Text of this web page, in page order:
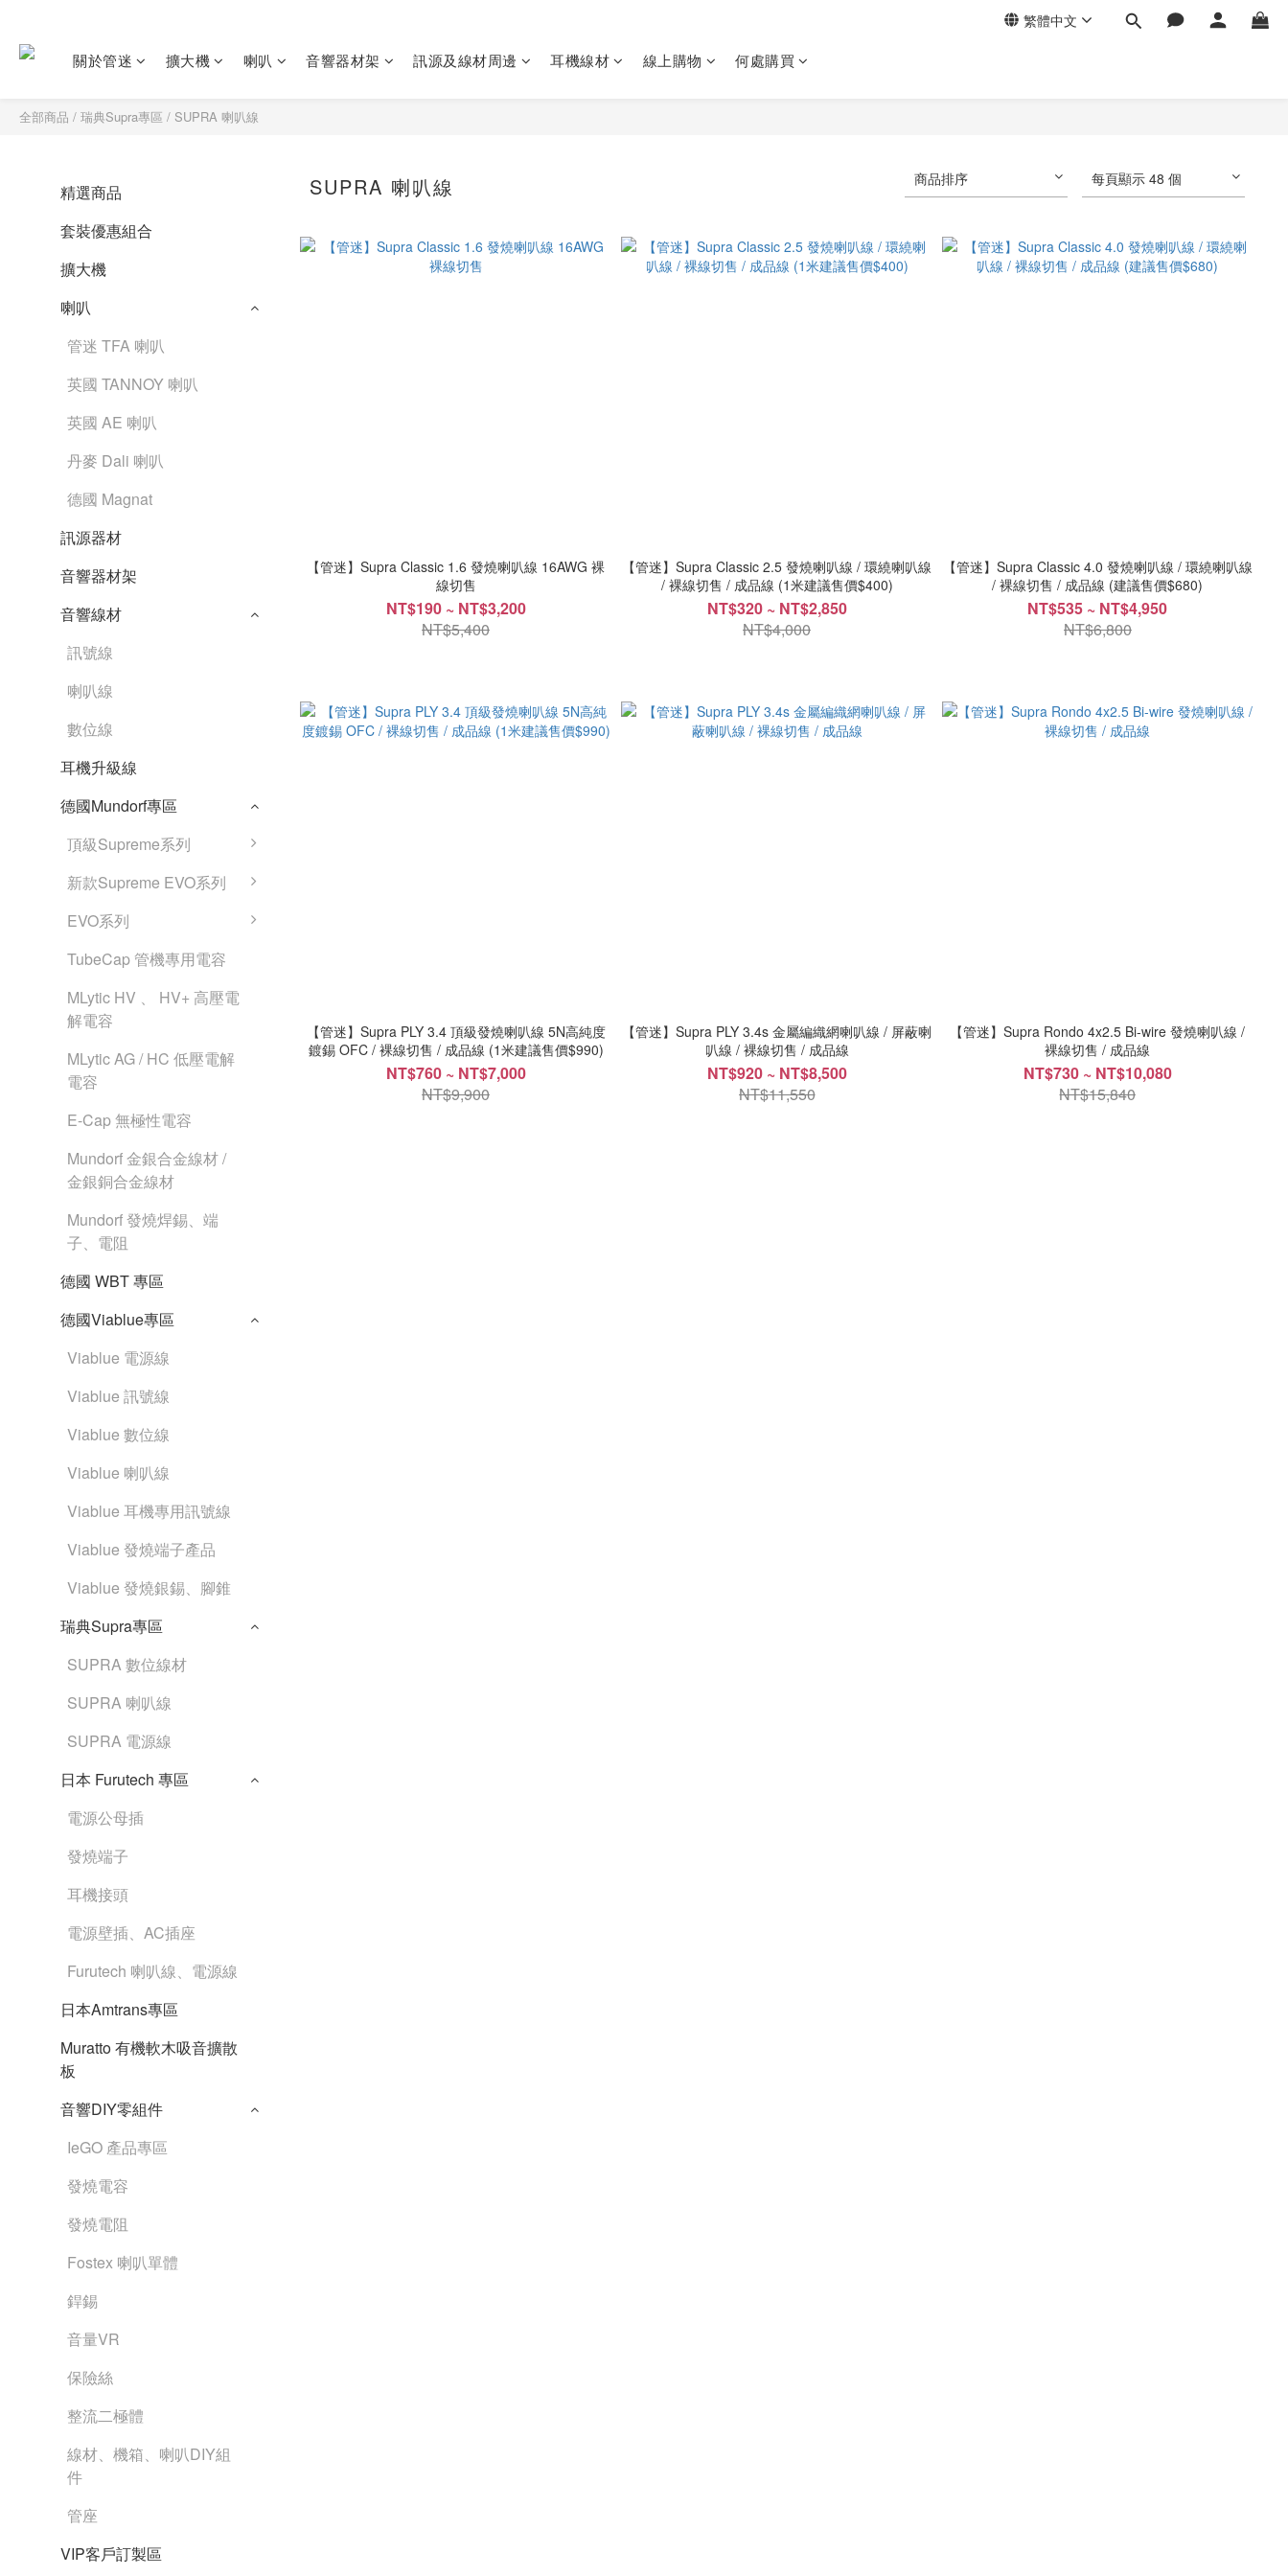
繁體中文
關於管迷 擴大機 喇叭 音響器材架 訊源及線材周邊 耳機線材 線上購物 何處購買
全部商品 / 瑞典Supra專區 / SUPRA 喇叭線
精選商品
套裝優惠組合
擴大機
喇叭
管迷 TFA 喇叭
英國 TANNOY 喇叭
英國 AE 喇叭
丹麥 Dali 喇叭
德國 Magnat
訊源器材
音響器材架
音響線材
訊號線
喇叭線
數位線
耳機升級線
德國Mundorf專區
頂級Supreme系列
新款Supreme EVO系列
EVO系列
TubeCap 管機專用電容
MLytic HV 、 HV+ 高壓電
解電容
MLytic AG / HC 低壓電解
電容
E-Cap 無極性電容
Mundorf 金銀合金線材 /
金銀銅合金線材
Mundorf 發燒焊錫、端
子、電阻
德國 WBT 專區
德國Viablue專區
Viablue 電源線
Viablue 訊號線
Viablue 數位線
Viablue 喇叭線
Viablue 耳機專用訊號線
Viablue 發燒端子產品
Viablue 發燒銀錫、腳錐
瑞典Supra專區
SUPRA 數位線材
SUPRA 喇叭線
SUPRA 電源線
日本 Furutech 專區
電源公母插
發燒端子
耳機接頭
電源壁插、AC插座
Furutech 喇叭線、電源線
日本Amtrans專區
Muratto 有機軟木吸音擴散
板
音響DIY零組件
IeGO 產品專區
發燒電容
發燒電阻
Fostex 喇叭單體
銲錫
音量VR
保險絲
整流二極體
線材、機箱、喇叭DIY組
件
管座
VIP客戶訂製區
SUPRA 喇叭線 商品排序 每頁顯示 48 個
【管迷】Supra Classic 1.6 發燒喇叭線 16AWG 裸
線切售
NT$190 ~ NT$3,200
NT$5,400
【管迷】Supra Classic 2.5 發燒喇叭線 / 環繞喇叭線
/ 裸線切售 / 成品線 (1米建議售價$400)
NT$320 ~ NT$2,850
NT$4,000
【管迷】Supra Classic 4.0 發燒喇叭線 / 環繞喇叭線
/ 裸線切售 / 成品線 (建議售價$680)
NT$535 ~ NT$4,950
NT$6,800
【管迷】Supra PLY 3.4 頂級發燒喇叭線 5N高純度
鍍錫 OFC / 裸線切售 / 成品線 (1米建議售價$990)
NT$760 ~ NT$7,000
NT$9,900
【管迷】Supra PLY 3.4s 金屬編織網喇叭線 / 屏蔽喇
叭線 / 裸線切售 / 成品線
NT$920 ~ NT$8,500
NT$11,550
【管迷】Supra Rondo 4x2.5 Bi-wire 發燒喇叭線 /
裸線切售 / 成品線
NT$730 ~ NT$10,080
NT$15,840